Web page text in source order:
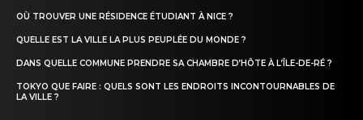
OÙ TROUVER UNE RÉSIDENCE ÉTUDIANT À NICE ?
QUELLE EST LA VILLE LA PLUS PEUPLÉE DU MONDE ?
DANS QUELLE COMMUNE PRENDRE SA CHAMBRE D’HÔTE À L’ÎLE-DE-RÉ ?
TOKYO QUE FAIRE : QUELS SONT LES ENDROITS INCONTOURNABLES DE
LA VILLE ?